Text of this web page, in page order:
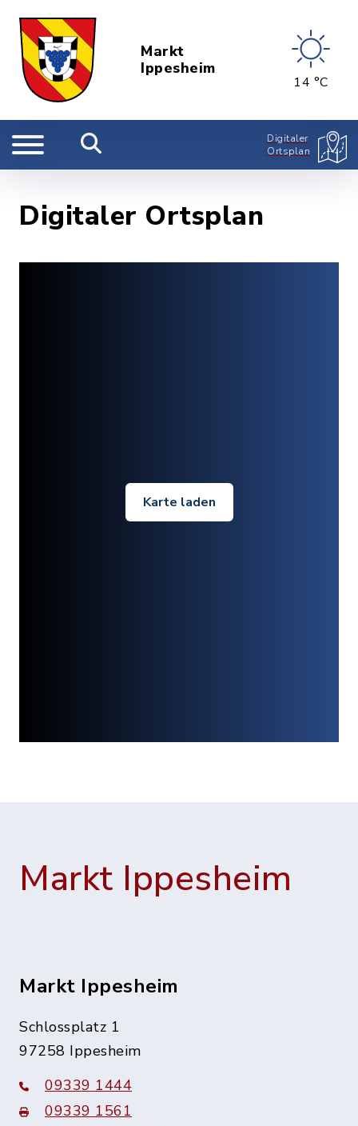
Markt
Ippesheim
14 °C
Digitaler
Ortsplan
Digitaler Ortsplan
Karte laden
Markt Ippesheim
Markt Ippesheim
Schlossplatz 1
97258 Ippesheim
09339 1444
09339 1561